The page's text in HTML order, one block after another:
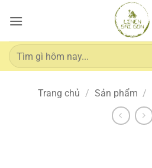
qua
dung
Tìm
kiếm:
Trang chủ / Sản phẩm /